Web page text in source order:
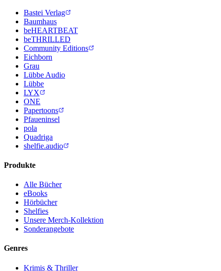
Bastei Verlag
Baumhaus
beHEARTBEAT
beTHRILLED
Community Editions
Eichborn
Grau
Lübbe Audio
Lübbe
LYX
ONE
Papertoons
Pfaueninsel
pola
Quadriga
shelfie.audio
Produkte
Alle Bücher
eBooks
Hörbücher
Shelfies
Unsere Merch-Kollektion
Sonderangebote
Genres
Krimis & Thriller